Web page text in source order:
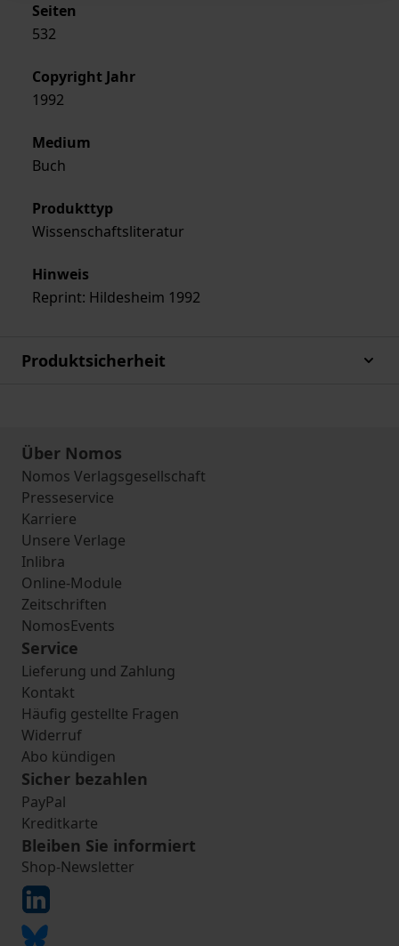
Seiten
532
Copyright Jahr
1992
Medium
Buch
Produkttyp
Wissenschaftsliteratur
Hinweis
Reprint: Hildesheim 1992
Produktsicherheit
Über Nomos
Nomos Verlagsgesellschaft
Presseservice
Karriere
Unsere Verlage
Inlibra
Online-Module
Zeitschriften
NomosEvents
Service
Lieferung und Zahlung
Kontakt
Häufig gestellte Fragen
Widerruf
Abo kündigen
Sicher bezahlen
PayPal
Kreditkarte
Bleiben Sie informiert
Shop-Newsletter